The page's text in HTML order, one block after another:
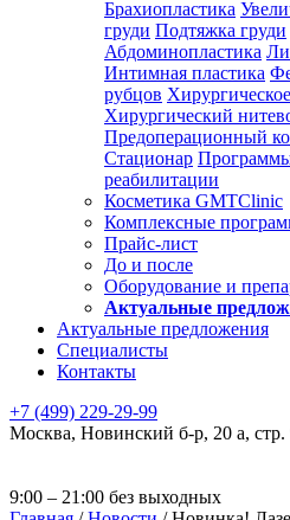
Брахиопластика
груди Подтяжка груди
Абдоминопластика
Интимная пластика
рубцов
Хирургический
Предоперационный
Стационар
реабилитации
Косметика GMTClinic
Комплексные
Прайс-лист
До и после
Оборудование и
Актуальные
Актуальные предложения
Специалисты
Контакты
+7 (499) 229-29-99
Москва, Новинский б-р, 20 а, стр.
9:00 – 21:00 без выходных